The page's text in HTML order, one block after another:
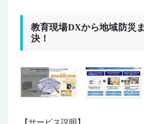
教育現場DXから地域防災
決！